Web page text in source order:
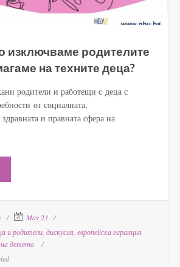
изключваме родителите
на техните деца?
родители и работещи с деца с
от социалната,
здравната и правната сфера на
May 23
и родители дискусия европейска гаранция
на детето